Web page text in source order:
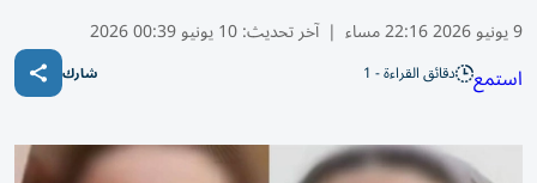
9 يونيو 2026 22:16 مساء | آخر تحديث:10 يونيو 00:39 2026
استمع دقائق القراءة - 1 شارك